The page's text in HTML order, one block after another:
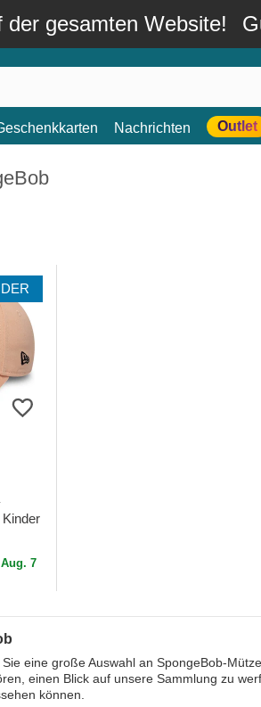
der gesamten Website!
Nachrichten Outlet
7
eine große Auswahl an SpongeBob-
einen Blick auf unsere Sammlung zu
können.